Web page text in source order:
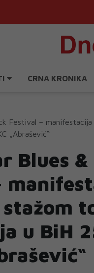
CRNA KRONIKA
Festival –
„Abrašević“
Blues &
u BiH